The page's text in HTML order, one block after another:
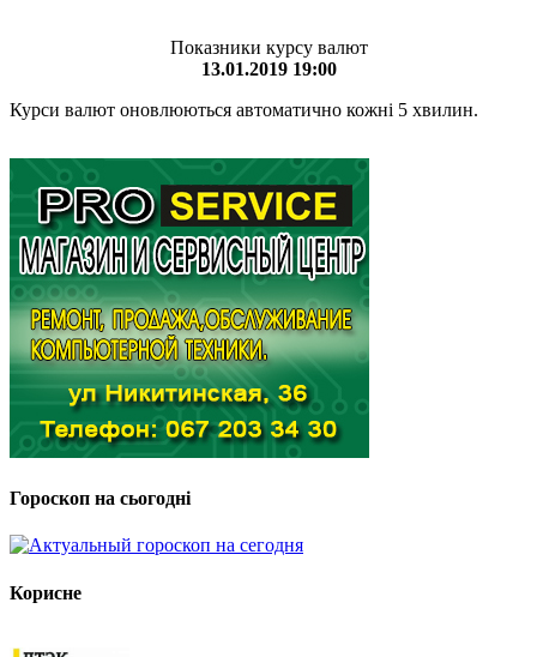
Показники курсу валют
13.01.2019 19:00
Курси валют оновлюються автоматично кожні 5 хвилин.
Гороскоп на сьогодні
Корисне